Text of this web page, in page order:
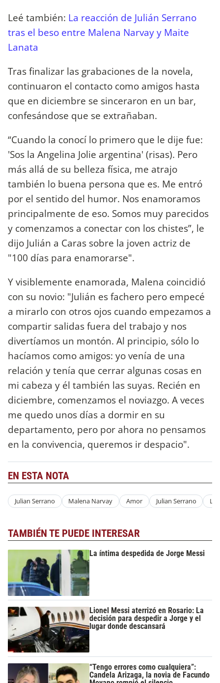
Leé también: La reacción de Julián Serrano
tras el beso entre Malena Narvay y Maite
Lanata
Tras finalizar las grabaciones de la novela,
continuaron el contacto como amigos hasta
que en diciembre se sinceraron en un bar,
confesándose que se extrañaban.
“Cuando la conocí lo primero que le dije fue:
'Sos la Angelina Jolie argentina' (risas). Pero
más allá de su belleza física, me atrajo
también lo buena persona que es. Me entró
por el sentido del humor. Nos enamoramos
principalmente de eso. Somos muy parecidos
y comenzamos a conectar con los chistes”, le
dijo Julián a Caras sobre la joven actriz de
"100 días para enamorarse".
Y visiblemente enamorada, Malena coincidió
con su novio: "Julián es fachero pero empecé
a mirarlo con otros ojos cuando empezamos a
compartir salidas fuera del trabajo y nos
divertíamos un montón. Al principio, sólo lo
hacíamos como amigos: yo venía de una
relación y tenía que cerrar algunas cosas en
mi cabeza y él también las suyas. Recién en
diciembre, comenzamos el noviazgo. A veces
me quedo unos días a dormir en su
departamento, pero por ahora no pensamos
en la convivencia, queremos ir despacio".
EN ESTA NOTA
Julian Serrano Malena Narvay Amor Julian Serrano
TAMBIÉN TE PUEDE INTERESAR
La íntima despedida de Jorge Messi
Lionel Messi aterrizó en Rosario: La
decisión para despedir a Jorge y el
lugar donde descansará
“Tengo errores como cualquiera”:
Candela Arizaga, la novia de Facundo